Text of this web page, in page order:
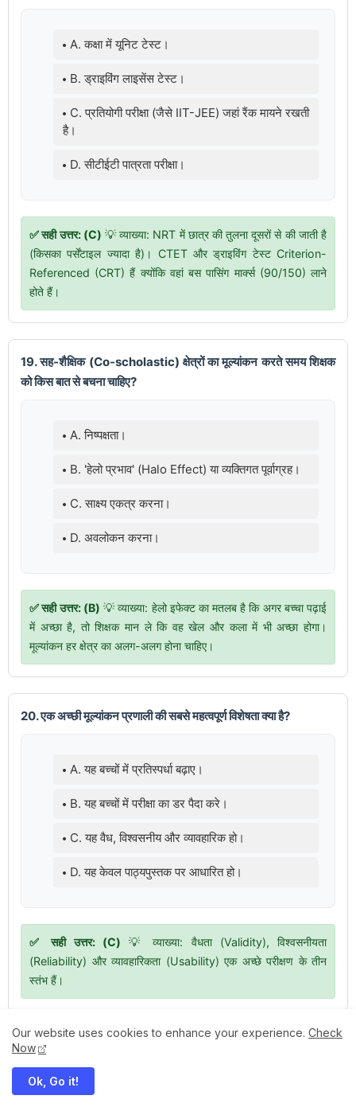
A. कक्षा में यूनिट टेस्ट।
B. ड्राइविंग लाइसेंस टेस्ट।
C. प्रतियोगी परीक्षा (जैसे IIT-JEE) जहां रैंक मायने रखती
है।
D. सीटीईटी पात्रता परीक्षा।
✅ सही उत्तर: (C) 💡 व्याख्या: NRT में छात्र की तुलना दूसरों से की जाती है
(किसका पर्सेंटाइल ज्यादा है)। CTET और ड्राइविंग टेस्ट Criterion-
Referenced (CRT) हैं क्योंकि वहां बस पासिंग मार्क्स (90/150) लाने
होते हैं।
19. सह-शैक्षिक (Co-scholastic) क्षेत्रों का मूल्यांकन करते समय शिक्षक
को किस बात से बचना चाहिए?
A. निष्पक्षता।
B. 'हेलो प्रभाव' (Halo Effect) या व्यक्तिगत पूर्वाग्रह।
C. साक्ष्य एकत्र करना।
D. अवलोकन करना।
✅ सही उत्तर: (B) 💡 व्याख्या: हेलो इफेक्ट का मतलब है कि अगर बच्चा पढ़ाई
में अच्छा है, तो शिक्षक मान ले कि वह खेल और कला में भी अच्छा होगा।
मूल्यांकन हर क्षेत्र का अलग-अलग होना चाहिए।
20. एक अच्छी मूल्यांकन प्रणाली की सबसे महत्वपूर्ण विशेषता क्या है?
A. यह बच्चों में प्रतिस्पर्धा बढ़ाए।
B. यह बच्चों में परीक्षा का डर पैदा करे।
C. यह वैध, विश्वसनीय और व्यावहारिक हो।
D. यह केवल पाठ्यपुस्तक पर आधारित हो।
✅ सही उत्तर: (C) 💡 व्याख्या: वैधता (Validity), विश्वसनीयता
(Reliability) और व्यावहारिकता (Usability) एक अच्छे परीक्षण के तीन
स्तंभ हैं।
NEW
किम् ? (दीपकम) | bhagwatdarshan.com ➤Class 6 Sanskrit
धातु रूप (उभयपदी) - १० लकार, अर्थ एवं व्याकरण | Kri Dhatu Roop in
Our website uses cookies to enhance your experience. Check
Now
Ok, Go it!